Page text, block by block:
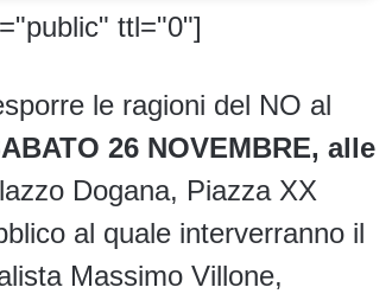
ttl="0"]
le ragioni del NO al
26 NOVEMBRE, alle
Dogana, Piazza XX
al quale interverranno il
Massimo Villone,